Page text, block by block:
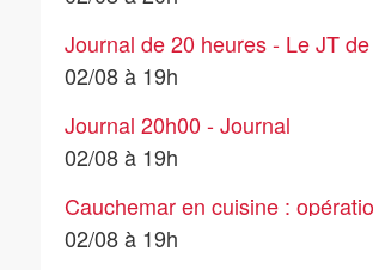
Journal de 20 heures - Le JT
heures de TF1 du dimanche 2
02/08 à 19h
Journal 20h00 - Journal
02/08 à 19h
Cauchemar en cuisine :
commando - Le Sandovan
02/08 à 19h